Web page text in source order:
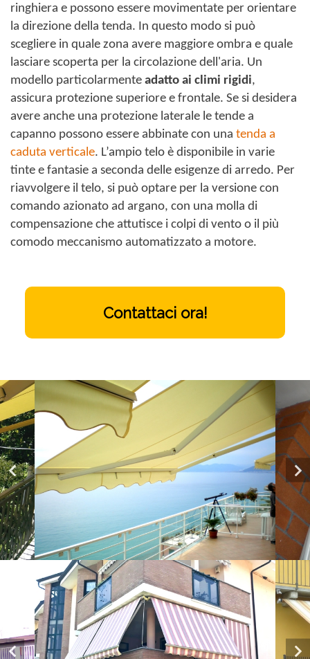
ringhiera e possono essere movimentate per orientare
la direzione della tenda. In questo modo si può
scegliere in quale zona avere maggiore ombra e quale
lasciare scoperta per la circolazione dell'aria. Un
modello particolarmente adatto ai climi rigidi,
assicura protezione superiore e frontale. Se si desidera
avere anche una protezione laterale le tende a
capanno possono essere abbinate con una tenda a
caduta verticale. L’ampio telo è disponibile in varie
tinte e fantasie a seconda delle esigenze di arredo. Per
riavvolgere il telo, si può optare per la versione con
comando azionato ad argano, con una molla di
compensazione che attutisce i colpi di vento o il più
comodo meccanismo automatizzato a motore.
Contattaci ora!